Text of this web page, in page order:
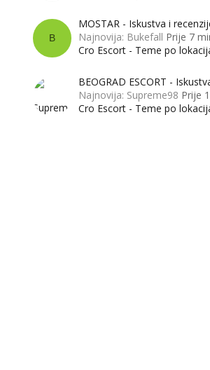
B
MOSTAR - Iskustva i
Najnovija: Bukefall Prije 7
Cro Escort - Teme po
BEOGRAD ESCORT -
Najnovija: Supreme98 Prije
Cro Escort - Teme po